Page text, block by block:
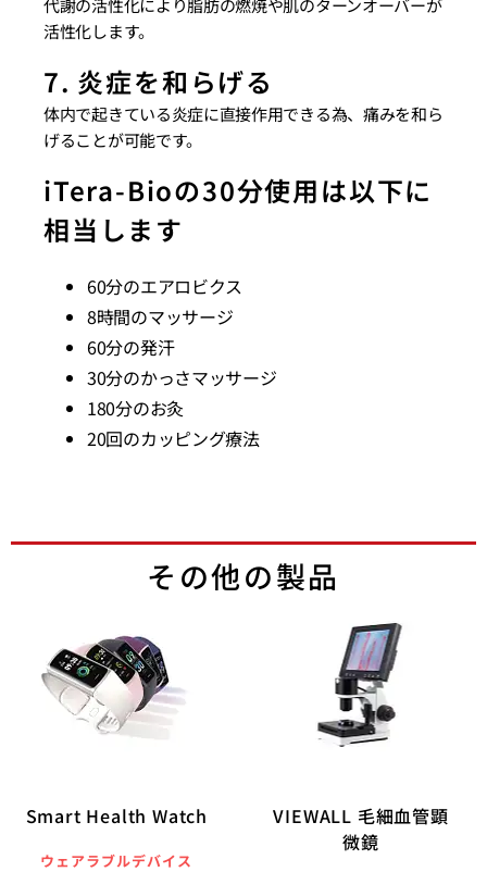
代謝の活性化により脂肪の燃焼や肌のターンオーバーが
活性化します。
7. 炎症を和らげる
体内で起きている炎症に直接作用できる為、痛みを和ら
げることが可能です。
iTera-Bioの30分使用は以下に
相当します
60分のエアロビクス
8時間のマッサージ
60分の発汗
30分のかっさマッサージ
180分のお灸
20回のカッピング療法
その他の製品
Smart Health Watch
ウェアラブルデバイス
VIEWALL 毛細血管顕
微鏡